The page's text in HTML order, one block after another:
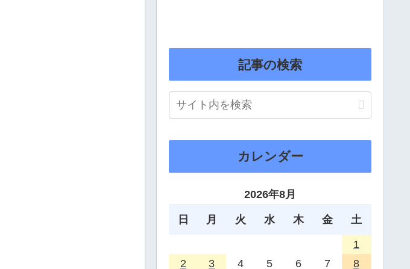
記事の検索
カレンダー
2026年8月
日 月 火 水 木 金 土
1
2
3 4 5 6 7
8